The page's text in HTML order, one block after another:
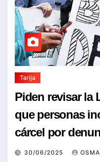
Tarija
Piden revisar la
que personas
cárcel por
30/06/2025